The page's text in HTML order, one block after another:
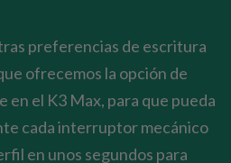
preferencias de escritura
ofrecemos la opción de
el K3 Max, para que pueda
cada interruptor mecánico
en unos segundos para